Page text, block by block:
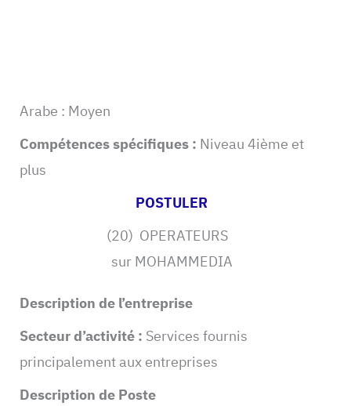
Arabe : Moyen
Compétences spécifiques : Niveau 4ième et
plus
POSTULER
(20) OPERATEURS
sur MOHAMMEDIA
Description de l’entreprise
Secteur d’activité : Services fournis
principalement aux entreprises
Description de Poste